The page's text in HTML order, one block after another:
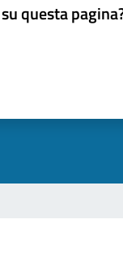
questa